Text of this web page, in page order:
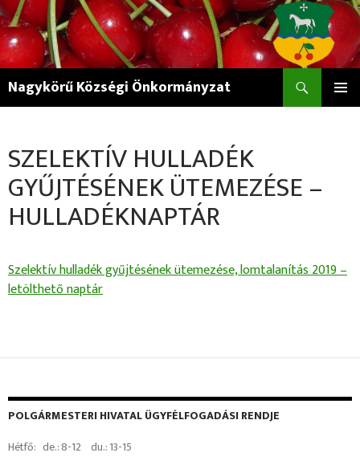
Nagykörű Községi Önkormányzat
SZELEKTÍV HULLADÉK
GYŰJTÉSÉNEK ÜTEMEZÉSE –
HULLADÉKNAPTÁR
Szelektív hulladék gyűjtésének ütemezése, lomtalanítás 2019 –
letölthető naptár
POLGÁRMESTERI HIVATAL ÜGYFÉLFOGADÁSI RENDJE
Hétfő: de.: 8-12 du.: 13-15